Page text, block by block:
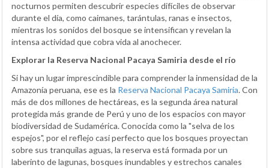
nocturnos permiten descubrir especies difíciles de observar
durante el día, como caimanes, tarántulas, ranas e insectos,
mientras los sonidos del bosque se intensifican y revelan la
intensa actividad que cobra vida al anochecer.
Explorar la Reserva Nacional Pacaya Samiria desde el río
Si hay un lugar imprescindible para comprender la inmensidad de la
Amazonía peruana, ese es la Reserva Nacional Pacaya Samiria. Con
más de dos millones de hectáreas, es la segunda área natural
protegida más grande de Perú y uno de los espacios con mayor
biodiversidad de Sudamérica. Conocida como la "selva de los
espejos", por el reflejo casi perfecto que los bosques proyectan
sobre sus tranquilas aguas, la reserva está formada por un
laberinto de lagunas, bosques inundables y estrechos canales